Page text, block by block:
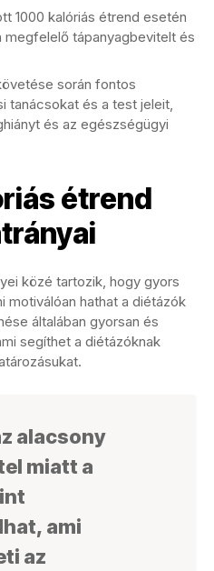
1000 kalóriás étrend esetén
tápanyagbevitelt és
során fontos
tanácsokat és a test jeleit,
és az egészségügyi
étrend
közé tartozik, hogy gyors
hathat a diétázók
általában gyorsan és
segíthet a diétázóknak
alacsony
miatt a
ami
az